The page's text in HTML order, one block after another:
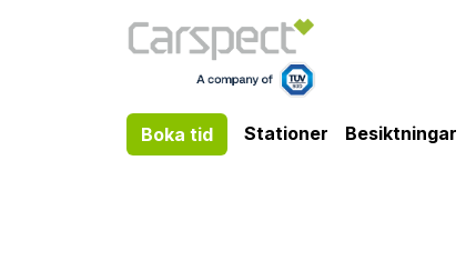
Boka tid
Boka tid Stationer Besiktningar
Besiktningar